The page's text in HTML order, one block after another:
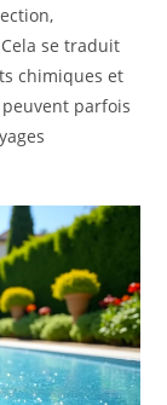
se traduit
chimiques et
parfois